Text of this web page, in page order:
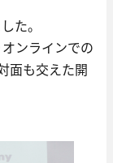
た。
ンラインでの
面も交えた開